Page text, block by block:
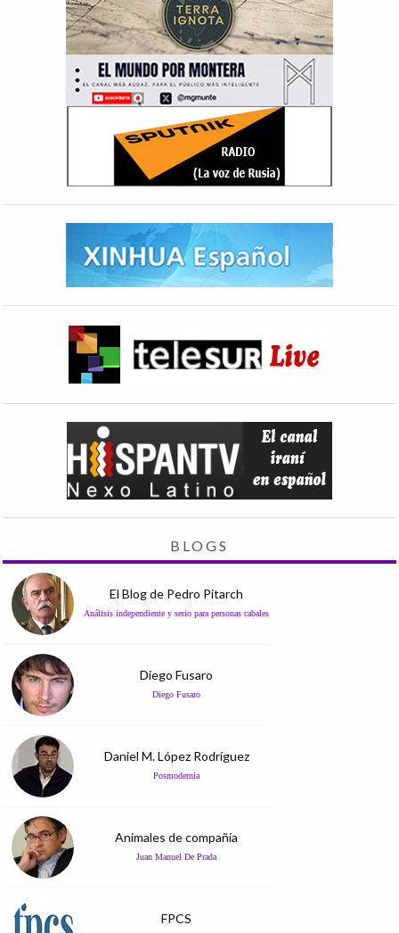
BLOGS
El Blog de Pedro Pitarch
Análisis independiente y serio para personas cabales
Diego Fusaro
Diego Fusaro
Daniel M. López Rodríguez
Posmodernia
Animales de compañía
Juan Manuel De Prada
FPCS